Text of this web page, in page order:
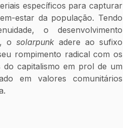
específicos para capturar
estar da população. Tendo
o desenvolvimento
o solarpunk
rompimento radical com os
do capitalismo em prol de um
em valores comunitários